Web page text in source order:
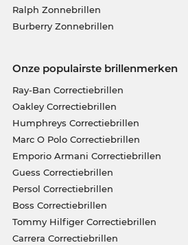
Ralph Zonnebrillen
Burberry Zonnebrillen
Onze populairste brillenmerken
Ray-Ban Correctiebrillen
Oakley Correctiebrillen
Humphreys Correctiebrillen
Marc O Polo Correctiebrillen
Emporio Armani Correctiebrillen
Guess Correctiebrillen
Persol Correctiebrillen
Boss Correctiebrillen
Tommy Hilfiger Correctiebrillen
Carrera Correctiebrillen